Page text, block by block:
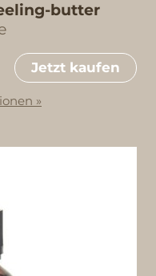
butter
Jetzt kaufen
»